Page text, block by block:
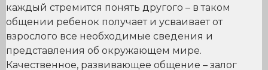
каждый стремится понять другого – в таком
общении ребенок получает и усваивает от
взрослого все необходимые сведения и
представления об окружающем мире.
Качественное, развивающее общение – залог